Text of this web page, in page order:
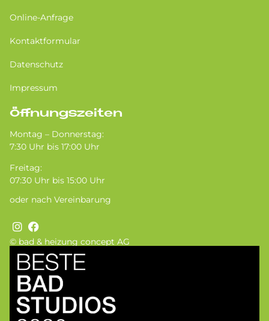
© bad & heizung concept AG
Online-Anfrage
Kontaktformular
Datenschutz
Impressum
Öffnungszeiten
Montag – Donnerstag:
7:30 Uhr bis 17:00 Uhr
Freitag:
07:30 Uhr bis 15:00 Uhr
oder nach Vereinbarung